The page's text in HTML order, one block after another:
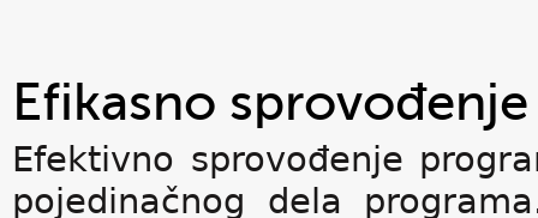
Efikasno
Efektivno sprovođenje
pojedinačnog dela